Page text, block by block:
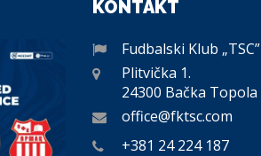
KONTAKT
Fudbalski Klub „TSC”
Plitvička 1.
24300 Bačka Topola
office@fktsc.com
+381 24 224 187